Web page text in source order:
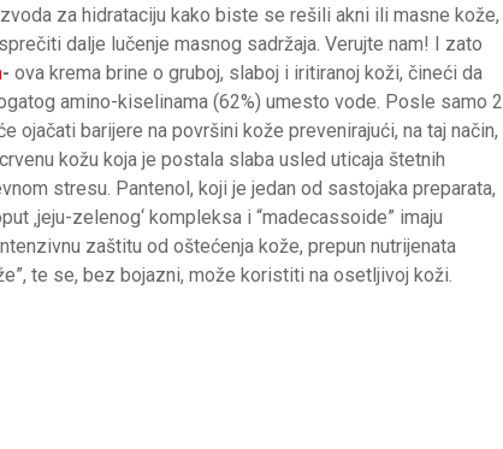
za hidrataciju kako biste se rešili akni ili masne kože,
dalje lučenje masnog sadržaja. Verujte nam! I zato
- ova krema brine o gruboj, slaboj i iritiranoj koži, čineći da
amino-kiselinama (62%) umesto vode. Posle samo 2
ojačati barijere na površini kože prevenirajući, na taj način,
kožu koja je postala slaba usled uticaja štetnih
stresu. Pantenol, koji je jedan od sastojaka preparata,
‚jeju-zelenog‘ kompleksa i “madecassoide” imaju
zaštitu od oštećenja kože, prepun nutrijenata
te se, bez bojazni, može koristiti na osetljivoj koži.